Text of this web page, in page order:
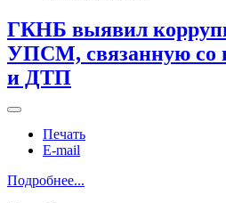
ГКНБ выявил
УПСМ, связанную со
и ДТП
Печать
E-mail
Подробнее...